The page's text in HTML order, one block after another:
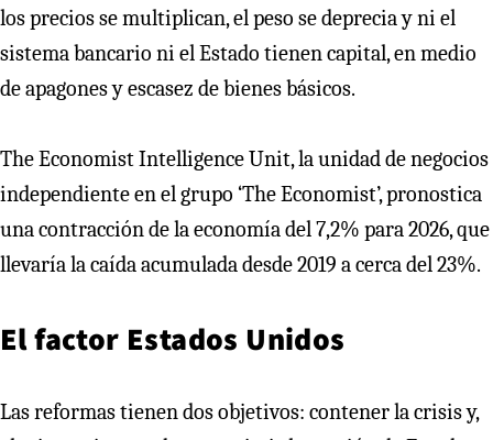
los precios se multiplican, el peso se deprecia y ni el
sistema bancario ni el Estado tienen capital, en medio
de apagones y escasez de bienes básicos.
The Economist Intelligence Unit, la unidad de negocios
independiente en el grupo ‘The Economist’, pronostica
una contracción de la economía del 7,2% para 2026, que
llevaría la caída acumulada desde 2019 a cerca del 23%.
El factor Estados Unidos
Las reformas tienen dos objetivos: contener la crisis y,